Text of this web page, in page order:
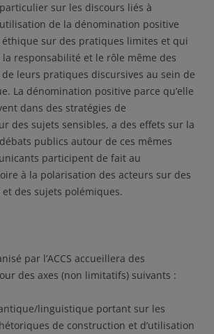
sur les discours liés à
de la dénomination positive
sur des pratiques limites et qui
responsabilité et le rôle même des
leurs pratiques discursives au sein de
La dénomination positive parce qu’elle
dans des stratégies de
des sujets sensibles, a des effets sur la
publics autour de ces mêmes
participent de fait au
à la polarisation des acteurs sur des
des sujets polémiques.
par l’ACCS accueillera des
des axes (non limitatifs) suivants :
linguistique portant sur les
de construction et d’utilisation